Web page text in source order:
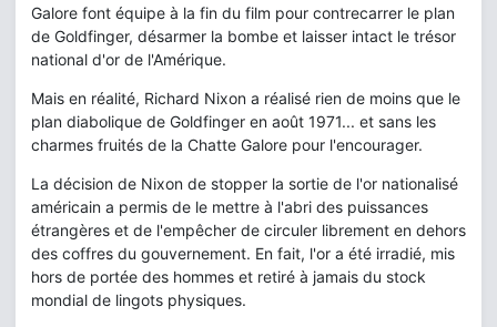
Galore font équipe à la fin du film pour contrecarrer le plan
de Goldfinger, désarmer la bombe et laisser intact le trésor
national d'or de l'Amérique.
Mais en réalité, Richard Nixon a réalisé rien de moins que le
plan diabolique de Goldfinger en août 1971... et sans les
charmes fruités de la Chatte Galore pour l'encourager.
La décision de Nixon de stopper la sortie de l'or nationalisé
américain a permis de le mettre à l'abri des puissances
étrangères et de l'empêcher de circuler librement en dehors
des coffres du gouvernement. En fait, l'or a été irradié, mis
hors de portée des hommes et retiré à jamais du stock
mondial de lingots physiques.